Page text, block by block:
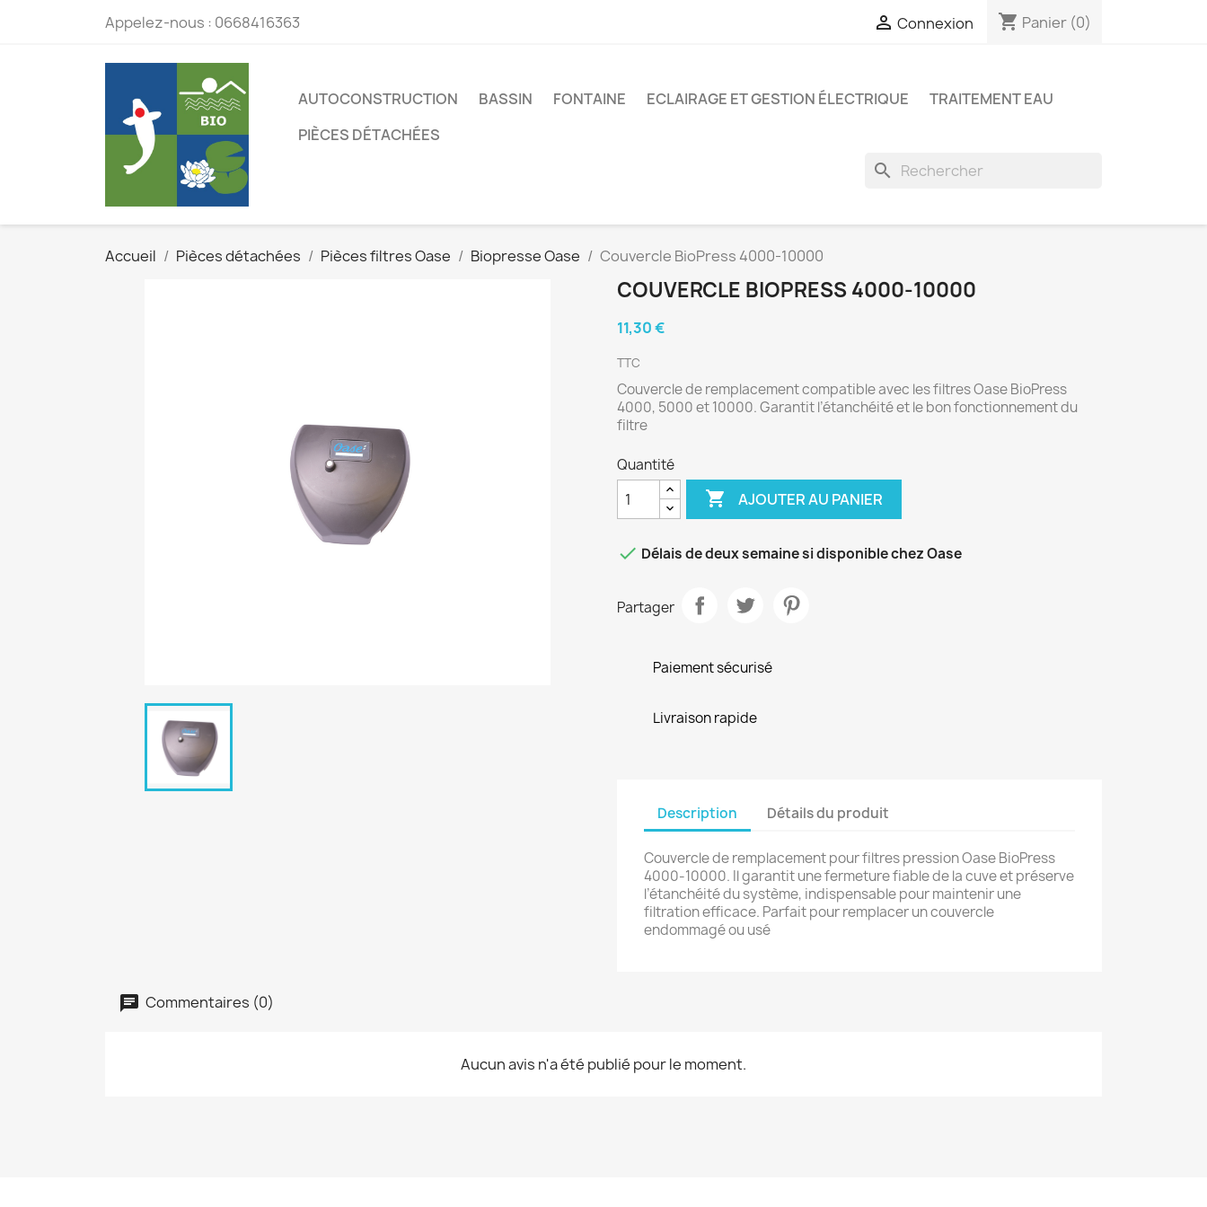
Appelez-nous : 0668416363  Connexion shopping_cart Panier (0)
AUTOCONSTRUCTION BASSIN FONTAINE ECLAIRAGE ET GESTION ÉLECTRIQUE
TRAITEMENT EAU
PIÈCES DÉTACHÉES
search
Accueil Pièces détachées Pièces filtres Oase Biopresse Oase Couvercle BioPress 4000-10000
COUVERCLE BIOPRESS 4000-10000
11,30 €
TTC
Couvercle de remplacement compatible avec les filtres Oase BioPress
4000, 5000 et 10000. Garantit l’étanchéité et le bon fonctionnement du
filtre
Quantité
 AJOUTER AU PANIER
 Délais de deux semaine si disponible chez Oase
Partager
Paiement sécurisé
Livraison rapide
Description Détails du produit
Couvercle de remplacement pour filtres pression Oase BioPress
4000‑10000. Il garantit une fermeture fiable de la cuve et préserve
l’étanchéité du système, indispensable pour maintenir une
filtration efficace. Parfait pour remplacer un couvercle
endommagé ou usé
Commentaires (0)
Aucun avis n'a été publié pour le moment.